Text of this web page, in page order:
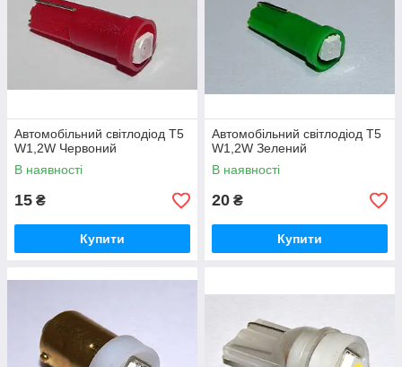
Автомобільний світлодіод T5
W1,2W Червоний
В наявності
15 ₴
Купити
Автомобільний світлодіод T5
W1,2W Зелений
В наявності
20 ₴
Купити